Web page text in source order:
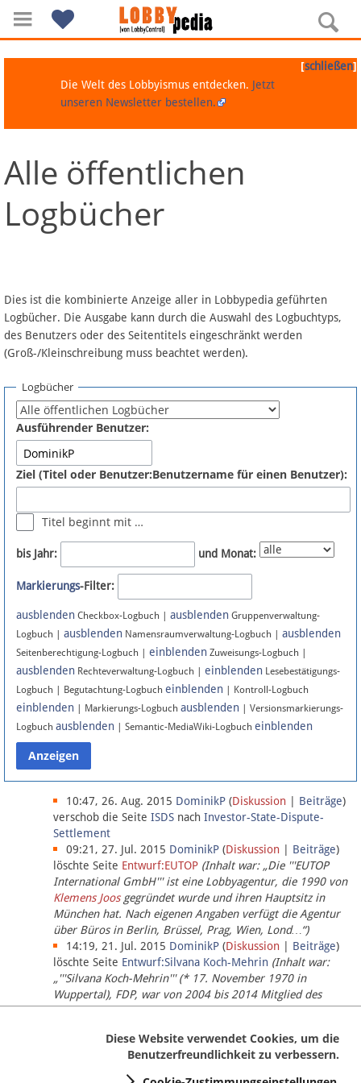
Navigation
Über Lobbypedia
Artikel nach Kategorien
FAQ
Fördermitglied werden
Fehler melden
Newsletter
Bluesky
Facebook
Instagram
Anmelden
Datenschutz
Über Lobbypedia
Impressum
[schließen]
Die Welt des Lobbyismus entdecken. Jetzt
unseren Newsletter bestellen.
Alle öffentlichen
Logbücher
Dies ist die kombinierte Anzeige aller in Lobbypedia geführten
Logbücher. Die Ausgabe kann durch die Auswahl des Logbuchtyps,
des Benutzers oder des Seitentitels eingeschränkt werden
(Groß-/Kleinschreibung muss beachtet werden).
Logbücher
Ausführender Benutzer:
Ziel (Titel oder Benutzer:Benutzername für einen Benutzer):
Titel beginnt mit …
bis Jahr: und Monat:
Markierungs-Filter:
ausblenden Checkbox-Logbuch | ausblenden Gruppenverwaltung-
Logbuch | ausblenden Namensraumverwaltung-Logbuch | ausblenden
Seitenberechtigung-Logbuch | einblenden Zuweisungs-Logbuch |
ausblenden Rechteverwaltung-Logbuch | einblenden Lesebestätigungs-
Logbuch | Begutachtung-Logbuch einblenden | Kontroll-Logbuch
einblenden | Markierungs-Logbuch ausblenden | Versionsmarkierungs-
Logbuch ausblenden | Semantic-MediaWiki-Logbuch einblenden
10:47, 26. Aug. 2015 DominikP (Diskussion Beiträge)
verschob die Seite ISDS nach Investor-State-Dispute-
Settlement
09:21, 27. Jul. 2015 DominikP (Diskussion Beiträge)
löschte Seite Entwurf:EUTOP (Inhalt war: „Die '''EUTOP
International GmbH''' ist eine Lobbyagentur, die 1990 von
Klemens Joosgegründet wurde und ihren Hauptsitz in
München hat. Nach eigenen Angaben verfügt die Agentur
über Büros in Berlin, Brüssel, Prag, Wien, Lond…“)
14:19, 21. Jul. 2015 DominikP (Diskussion Beiträge)
löschte Seite Entwurf:Silvana Koch-Mehrin (Inhalt war:
„'''Silvana Koch-Mehrin''' (* 17. November 1970 in
Wuppertal), FDP, war von 2004 bis 2014 Mitglied des
Europäischen Parlaments, seit November 2014 ist sie für
Diese Website verwendet Cookies, um die
Benutzerfreundlichkeit zu verbessern.